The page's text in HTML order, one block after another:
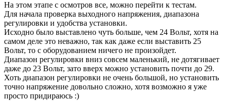
На этом этапе с осмотров все, можно перейти к тестам.
Для начала проверка выходного напряжения, диапазона
регулировки и удобства установки.
Исходно было выставлено чуть больше, чем 24 Вольт, хотя на
самом деле это неважно, так как даже если выставить 25
Вольт, то с оборудованием ничего не произойдет.
Диапазон регулировки вниз совсем маленький, не дотягивает
даже до 23 Вольт, зато вверх можно установить почти до 29.
Хоть диапазон регулировки не очень большой, но установить
точно напряжение довольно сложно, хотя возможно я уже
просто придираюсь :)